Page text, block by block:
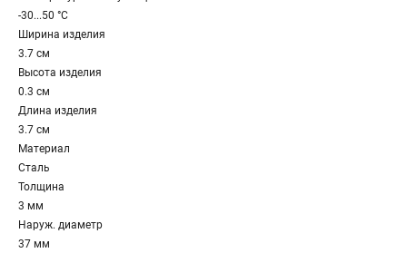
-30...50 °C
Ширина изделия
3.7 см
Высота изделия
0.3 см
Длина изделия
3.7 см
Материал
Сталь
Толщина
3 мм
Наруж. диаметр
37 мм